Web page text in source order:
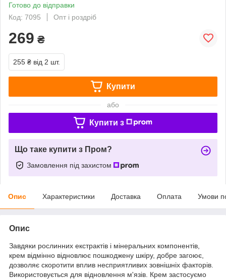
Готово до відправки
Код: 7095
Опт і роздріб
269 ₴
255 ₴ від 2 шт.
Купити
або
Купити з
Що таке купити з Пром?
Замовлення під захистом
Опис Характеристики Доставка Оплата Умови
Опис
Завдяки рослинних екстрактів і мінеральних компонентів,
крем відмінно відновлює пошкоджену шкіру, добре загоює,
дозволяє скоротити вплив несприятливих зовнішніх факторів.
Використовується для відновлення м'язів. Крем застосуємо